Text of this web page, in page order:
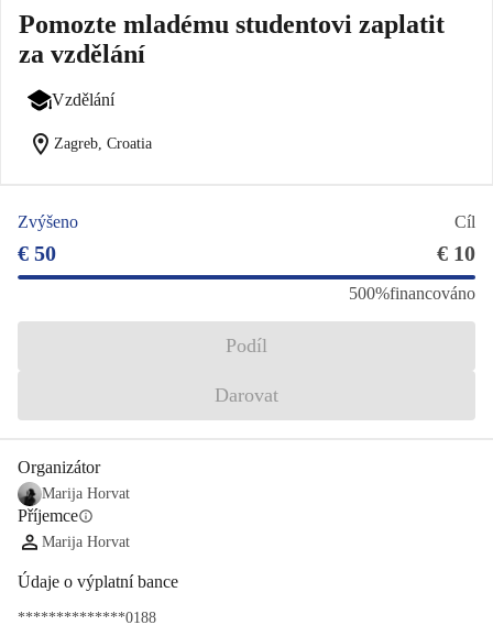
Pomozte mladému studentovi zaplatit
za vzdělání
Vzdělání
location_on Zagreb, Croatia
Zvýšeno Cíl
€ 50 € 10
500%financováno
Podíl
Darovat
Organizátor
Marija Horvat
Příjemceinfo
Marija Horvat
Údaje o výplatní bance
**************0188